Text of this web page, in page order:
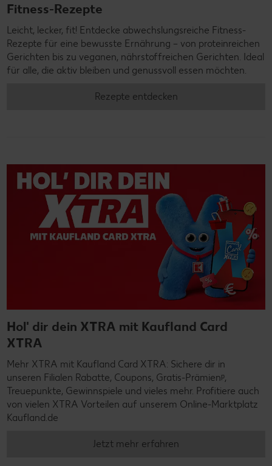
Fitness-Rezepte
Leicht, lecker, fit! Entdecke abwechslungsreiche Fitness-
Rezepte für eine bewusste Ernährung – von proteinreichen
Gerichten bis zu veganen, nährstoffreichen Gerichten. Ideal
für alle, die aktiv bleiben und genussvoll essen möchten.
Rezepte entdecken
Hol' dir dein XTRA mit Kaufland Card
XTRA
Mehr XTRA mit Kaufland Card XTRA: Sichere dir in
unseren Filialen Rabatte, Coupons, Gratis-Prämienᵖ,
Treuepunkte, Gewinnspiele und vieles mehr. Profitiere auch
von vielen XTRA Vorteilen auf unserem Online-Marktplatz
Kaufland.de
Jetzt mehr erfahren